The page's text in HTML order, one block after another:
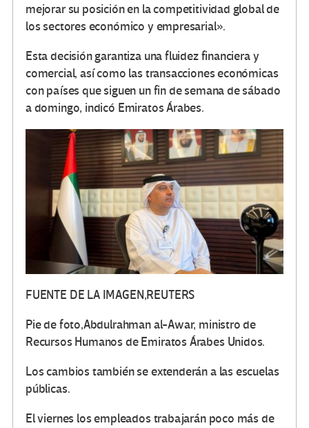
mejorar su posición en la competitividad global de
los sectores económico y empresarial».
Esta decisión garantiza una fluidez financiera y
comercial, así como las transacciones económicas
con países que siguen un fin de semana de sábado
a domingo, indicó Emiratos Árabes.
FUENTE DE LA IMAGEN,REUTERS
Pie de foto,Abdulrahman al-Awar, ministro de
Recursos Humanos de Emiratos Árabes Unidos.
Los cambios también se extenderán a las escuelas
públicas.
El viernes los empleados trabajarán poco más de